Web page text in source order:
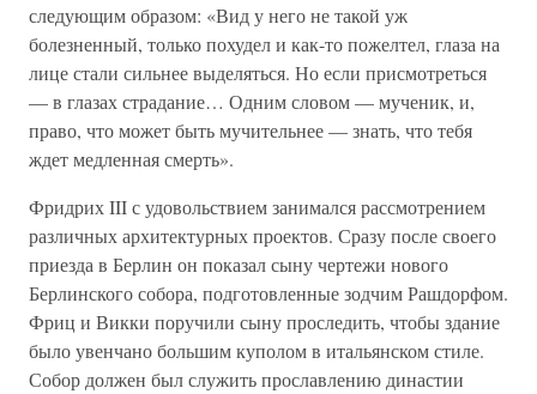
следующим образом: «Вид у него не такой уж
болезненный, только похудел и как-то пожелтел, глаза на
лице стали сильнее выделяться. Но если присмотреться
— в глазах страдание… Одним словом — мученик, и,
право, что может быть мучительнее — знать, что тебя
ждет медленная смерть».
Фридрих III с удовольствием занимался рассмотрением
различных архитектурных проектов. Сразу после своего
приезда в Берлин он показал сыну чертежи нового
Берлинского собора, подготовленные зодчим Рашдорфом.
Фриц и Викки поручили сыну проследить, чтобы здание
было увенчано большим куполом в итальянском стиле.
Собор должен был служить прославлению династии